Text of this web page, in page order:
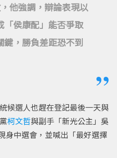
他強調，辯論表現以
「侯康配」能否爭取
鍵，勝負差距恐不到
候選人也趕在登記最後一天與
柯文哲與副手「新光公主」吳
身中選會，並喊出「最好選擇